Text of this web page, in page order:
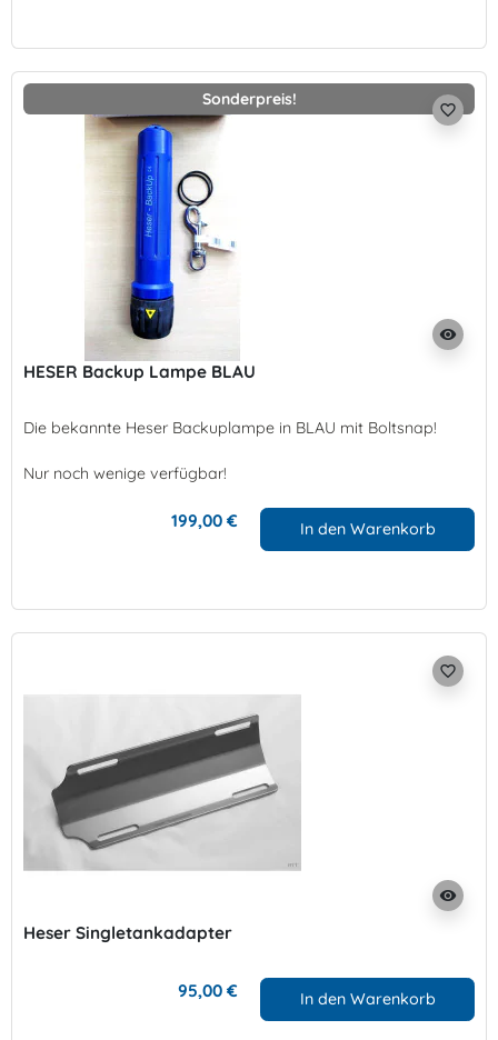
Sonderpreis!
visibility
favorite_border
HESER Backup Lampe BLAU
Die bekannte Heser Backuplampe in BLAU mit Boltsnap!
Nur noch wenige verfügbar!
199,00 € In den Warenkorb
visibility
favorite_border
Heser Singletankadapter
95,00 € In den Warenkorb